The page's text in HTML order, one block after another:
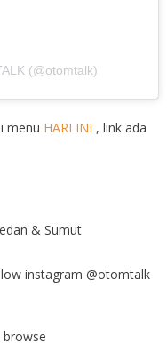
(@otomtalk)
menu HARI INI , link ada
& Sumut
instagram @otomtalk
browse